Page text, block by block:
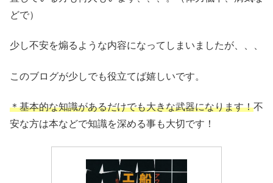
どで）
少し不安を煽るような内容になってしまいましたが、、、
このブログが少しでも役立てば嬉しいです。
＊基本的な知識があるだけでも大きな武器になります！不
安な方は本などで知識を深める事も大切です！